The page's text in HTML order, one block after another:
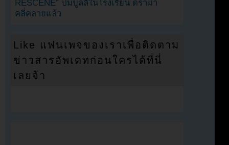
RESCENE” ปมบูลลี่ในโรงเรียน ดราม่า
คลี่คลายแล้ว
Like แฟนเพจของเราเพื่อติดตาม
ข่าวสารอัพเดทก่อนใครได้ที่นี่
เลยจ้า